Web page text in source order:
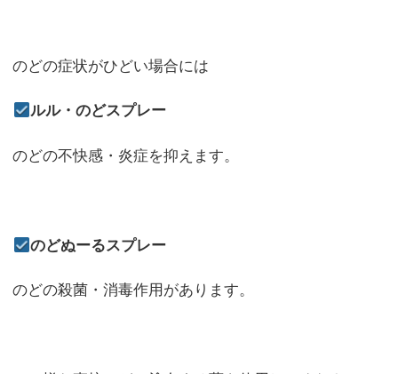
のどの症状がひどい場合には
ルル・のどスプレー
のどの不快感・炎症を抑えます。
のどぬーるスプレー
のどの殺菌・消毒作用があります。